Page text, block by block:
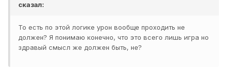
сказал:
То есть по этой логике урон вообще проходить не
должен? Я понимаю конечно, что это всего лишь игра но
здравый смысл же должен быть, не?